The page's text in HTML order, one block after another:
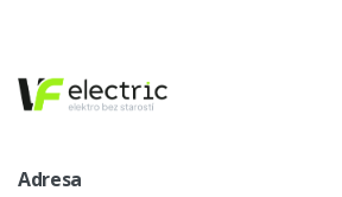
Adresa